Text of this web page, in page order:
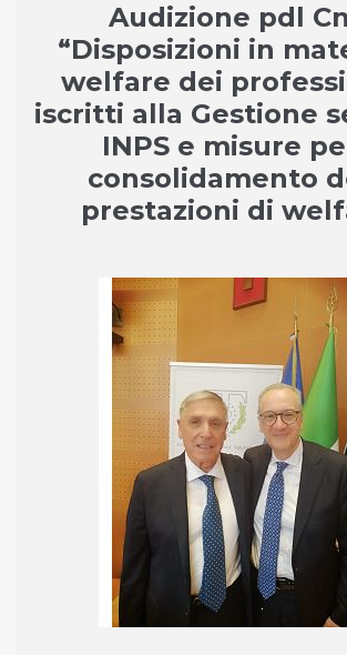
Audizione pdl
“Disposizioni in
welfare dei
iscritti alla Gestione
INPS e misure
consolidamento
prestazioni di